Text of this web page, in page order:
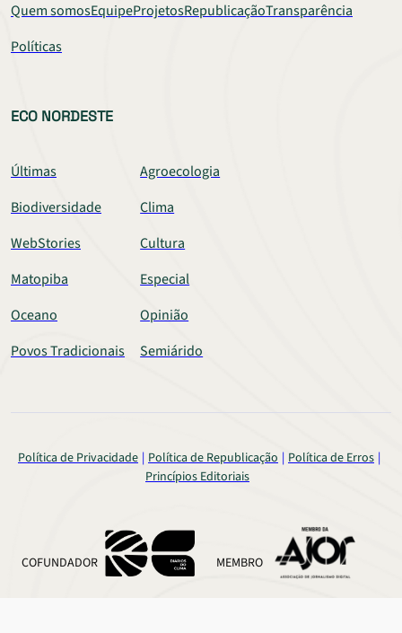
Quem somosEquipeProjetosRepublicaçãoTransparência
Políticas
ECO NORDESTE
Últimas
Agroecologia
Biodiversidade
Clima
WebStories
Cultura
Matopiba
Especial
Oceano
Opinião
Povos Tradicionais
Semiárido
Política de Privacidade Política de Republicação Política de Erros
Princípios Editoriais
COFUNDADOR MEMBRO